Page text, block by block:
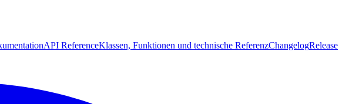
API ReferenceKlassen, Funktionen und technische ReferenzChangelogRelease